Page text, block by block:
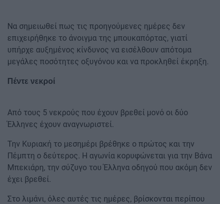
Να σημειωθεί πως τις προηγούμενες ημέρες δεν
επιχειρήθηκε το άνοιγμα της μπουκαπόρτας, γιατί
υπήρχε αυξημένος κίνδυνος να εισέλθουν απότομα
μεγάλες ποσότητες οξυγόνου και να προκληθεί έκρηξη.
Πέντε νεκροί
Από τους 5 νεκρούς που έχουν βρεθεί μονό οι δύο
Έλληνες έχουν αναγνωριστεί.
Την Κυριακή το μεσημέρι βρέθηκε ο πρώτος και την
Πέμπτη ο δεύτερος. Η αγωνία κορυφώνεται για την Βάνα
Μπεκιάρη, την σύζυγο του Έλληνα οδηγού που ακόμη δεν
έχει βρεθεί.
Στο λιμάνι, όλες αυτές τις ημέρες, βρίσκονται περίπου